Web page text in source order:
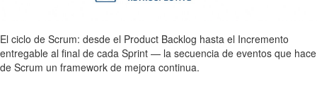
El ciclo de Scrum: desde el Product Backlog hasta el Incremento
entregable al final de cada Sprint — la secuencia de eventos que hace
de Scrum un framework de mejora continua.